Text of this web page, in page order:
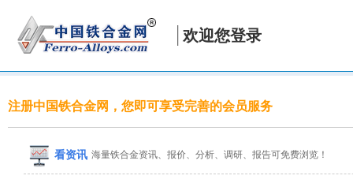
欢迎您登录
注册中国铁合金网，您即可享受完善的会员服务
看资讯 海量铁合金资讯、报价、分析、调研、报告可免费浏览！